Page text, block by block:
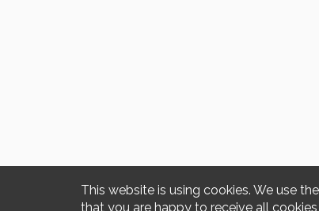
This website is using cookies. We use
that you are happy to receive all